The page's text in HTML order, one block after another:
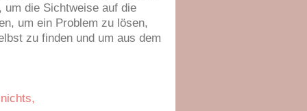
die Sichtweise auf die
um ein Problem zu lösen,
zu finden und um aus dem